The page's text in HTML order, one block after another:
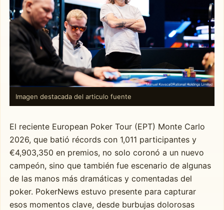
Imagen destacada del articulo fuente
El reciente European Poker Tour (EPT) Monte Carlo
2026, que batió récords con 1,011 participantes y
€4,903,350 en premios, no solo coronó a un nuevo
campeón, sino que también fue escenario de algunas
de las manos más dramáticas y comentadas del
poker. PokerNews estuvo presente para capturar
esos momentos clave, desde burbujas dolorosas